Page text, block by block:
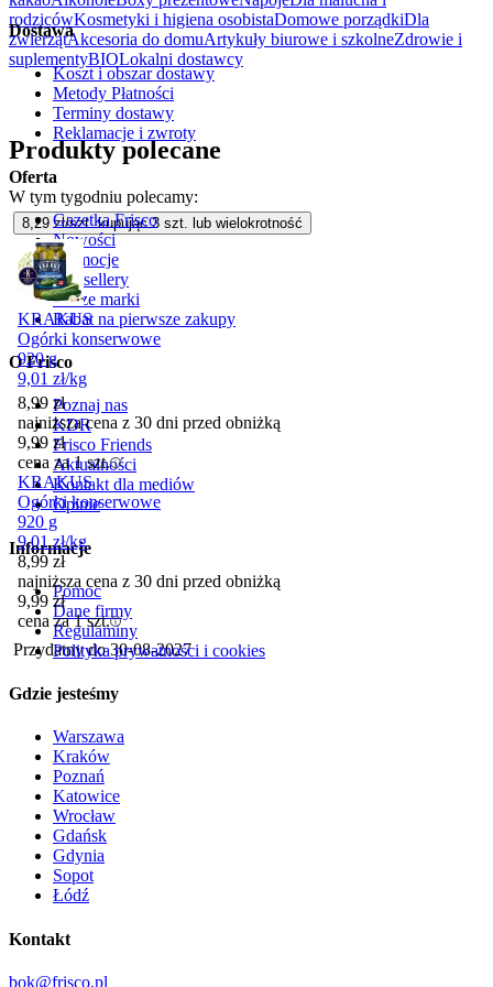
rodzicówKosmetyki i higiena osobistaDomowe porządkiDla
zwierzątAkcesoria do domuArtykuły biurowe i szkolneZdrowie i
suplementyBIOLokalni dostawcy
Produkty polecane
W tym tygodniu polecamy:
8,29 zł/szt. kupując3 szt. lub wielokrotność
KRAKUS
Ogórki konserwowe
920 g
9,01 zł/kg
8,99 zł
najniższa cena z 30 dni przed obniżką
9,99 zł
cena za 1 szt.
KRAKUS
Ogórki konserwowe
920 g
9,01 zł/kg
8,99 zł
najniższa cena z 30 dni przed obniżką
9,99 zł
cena za 1 szt.
Przydatny do30-08-2027
Dostawa
Koszt i obszar dostawy
Metody Płatności
Terminy dostawy
Reklamacje i zwroty
Oferta
Gazetka Frisco
Nowości
Promocje
Bestsellery
Nasze marki
Rabat na pierwsze zakupy
O Frisco
Poznaj nas
KDR
Frisco Friends
Aktualności
Kontakt dla mediów
Opinie
Informacje
Pomoc
Dane firmy
Regulaminy
Polityka prywatności i cookies
Gdzie jesteśmy
Warszawa
Kraków
Poznań
Katowice
Wrocław
Gdańsk
Gdynia
Sopot
Łódź
Kontakt
bok@frisco.pl